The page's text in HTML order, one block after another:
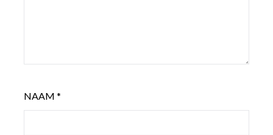
NAAM *